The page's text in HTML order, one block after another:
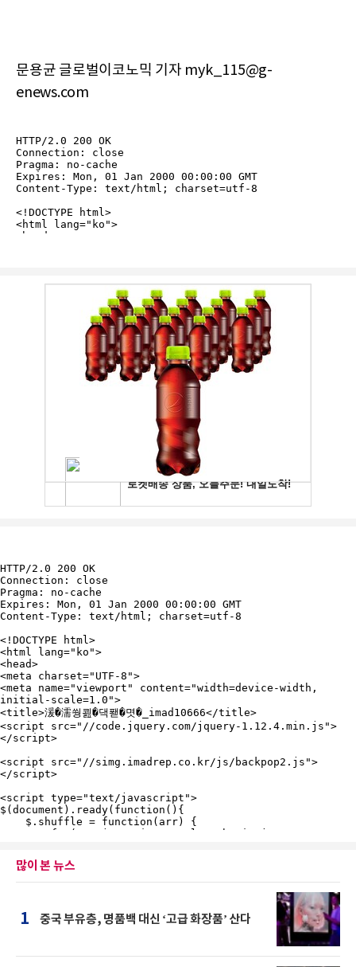
문용균 글로벌이코노믹 기자 myk_115@g-
enews.com
많이 본 뉴스
1 중국 부유층, 명품백 대신 ‘고급 화장품’ 산다